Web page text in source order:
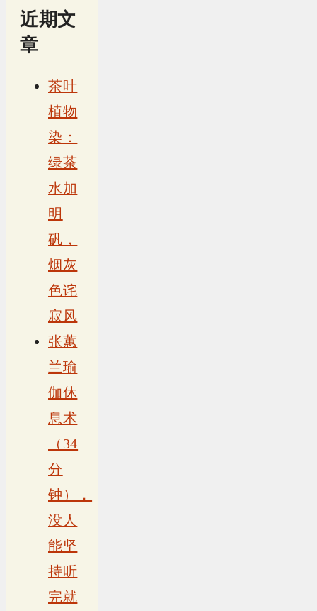
近期文
章
茶叶
植物
染：
绿茶
水加
明
矾，
烟灰
色诧
寂风
张蕙
兰瑜
伽休
息术
（34
分
钟），
没人
能坚
持听
完就